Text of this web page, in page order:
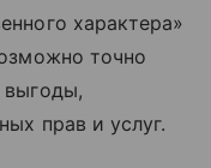
характера»
точно
выгоды,
прав и услуг.